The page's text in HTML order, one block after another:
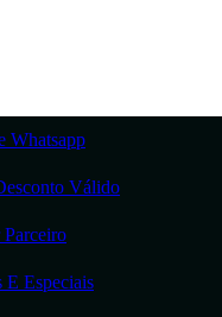
Whatsapp
Válido
E Especiais